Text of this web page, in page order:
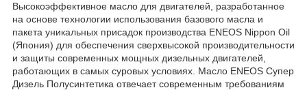
Высокоэффективное масло для двигателей, разработанное
на основе технологии использования базового масла и
пакета уникальных присадок производства ENEOS Nippon Oil
(Япония) для обеспечения сверхвысокой производительности
и защиты современных мощных дизельных двигателей,
работающих в самых суровых условиях. Масло ENEOS Супер
Дизель Полусинтетика отвечает современным требованиям